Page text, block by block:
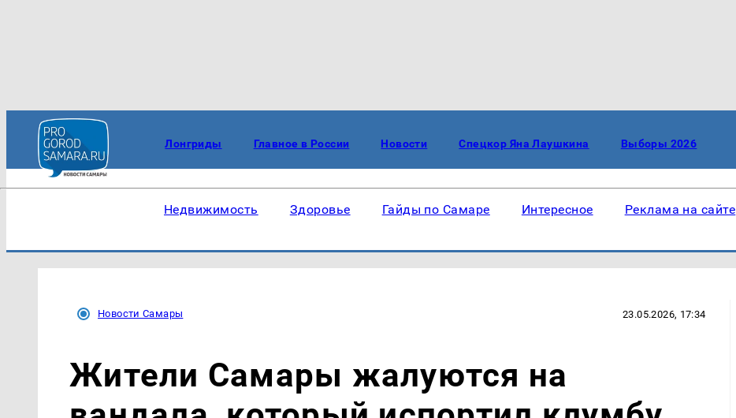
Лонгриды Главное в России Новости Спецкор Яна Лаушкина Выборы 2026
Недвижимость Здоровье Гайды по Самаре Интересное Реклама на сайте
Новости Самары 23.05.2026, 17:34
Жители Самары жалуются на